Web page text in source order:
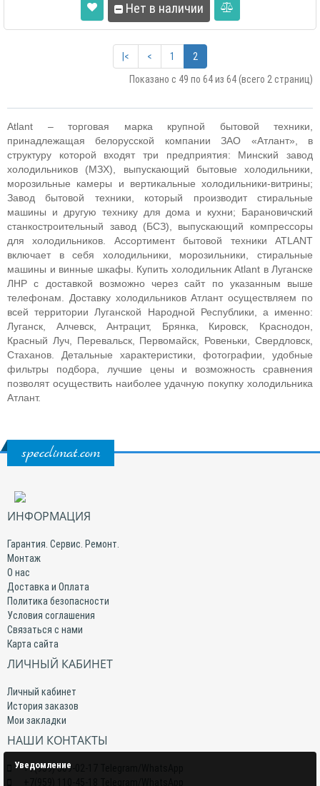
Нет в наличии
|< < 1
2
Показано с 49 по 64 из 64 (всего 2 страниц)
Atlant – торговая марка крупной бытовой техники,
принадлежащая белорусской компании ЗАО «Атлант», в
структуру которой входят три предприятия: Минский завод
холодильников (МЗХ), выпускающий бытовые холодильники,
морозильные камеры и вертикальные холодильники-витрины;
Завод бытовой техники, который производит стиральные
машины и другую технику для дома и кухни; Барановичский
станкостроительный завод (БСЗ), выпускающий компрессоры
для холодильников. Ассортимент бытовой техники ATLANT
включает в себя холодильники, морозильники, стиральные
машины и винные шкафы. Купить холодильник Atlant в Луганске
ЛНР с доставкой возможно через сайт по указанным выше
телефонам. Доставку холодильников Атлант осуществляем по
всей территории Луганской Народной Республики, а именно:
Луганск, Алчевск, Антрацит, Брянка, Кировск, Краснодон,
Красный Луч, Перевальск, Первомайск, Ровеньки, Свердловск,
Стаханов. Детальные характеристики, фотографии, удобные
фильтры подбора, лучшие цены и возможность сравнения
позволят осуществить наиболее удачную покупку холодильника
Атлант.
specclimat.com
ИНФОРМАЦИЯ
Гарантия. Сервис. Ремонт.
Монтаж
О нас
Доставка и Оплата
Политика безопасности
Условия соглашения
Связаться с нами
Карта сайта
ЛИЧНЫЙ КАБИНЕТ
Личный кабинет
История заказов
Мои закладки
НАШИ КОНТАКТЫ
+7(959) 509-02-17 Telegram/WhatsApp
Уведомление